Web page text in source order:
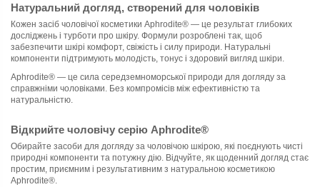
Натуральний догляд, створений для чоловіків
Кожен засіб чоловічої косметики Aphrodite® — це результат глибоких
досліджень і турботи про шкіру. Формули розроблені так, щоб
забезпечити шкірі комфорт, свіжість і силу природи. Натуральні
компоненти підтримують молодість, тонус і здоровий вигляд шкіри.
Aphrodite® — це сила середземноморської природи для догляду за
справжніми чоловіками. Без компромісів між ефективністю та
натуральністю.
Відкрийте чоловічу серію Aphrodite®
Обирайте засоби для догляду за чоловічою шкірою, які поєднують чисті
природні компоненти та потужну дію. Відчуйте, як щоденний догляд стає
простим, приємним і результативним з натуральною косметикою
Aphrodite®.